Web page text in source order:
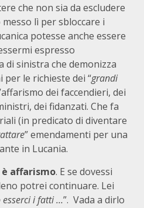
che non sia da escludere
lì per sbloccare i
potesse anche essere
espresso
di sinistra che demonizza
le richieste dei “grandi
dei faccendieri, dei
dei fidanzati. Che fa
(in predicato di diventare
” emendamenti per una
in Lucania.
è affarismo. E se dovessi
potrei continuare. Lei
i fatti …”. Vada a dirlo